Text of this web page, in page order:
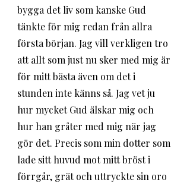
bygga det liv som kanske Gud
tänkte för mig redan från allra
första början. Jag vill verkligen tro
att allt som just nu sker med mig är
för mitt bästa även om det i
stunden inte känns så. Jag vet ju
hur mycket Gud älskar mig och
hur han gråter med mig när jag
gör det. Precis som min dotter som
lade sitt huvud mot mitt bröst i
förrgår, grät och uttryckte sin oro